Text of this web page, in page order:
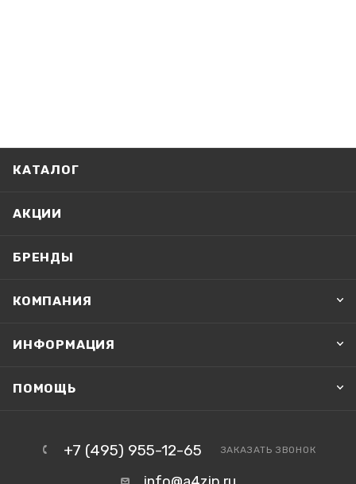
КАТАЛОГ
АКЦИИ
БРЕНДЫ
КОМПАНИЯ
ИНФОРМАЦИЯ
ПОМОЩЬ
+7 (495) 955-12-65 ЗАКАЗАТЬ ЗВОНОК